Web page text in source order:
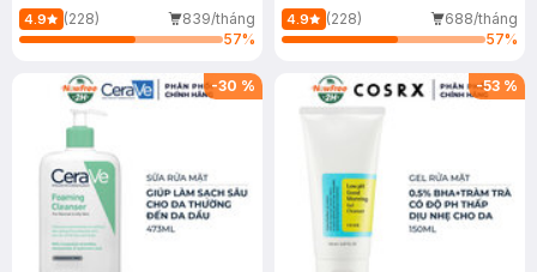
4.9 (228)
839/tháng
57%
500ml
4.9 (228)
688/tháng
57%
-30 % -53 %